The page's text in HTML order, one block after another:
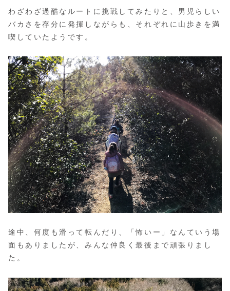
わざわざ過酷なルートに挑戦してみたりと、男児らしい
バカさを存分に発揮しながらも、それぞれに山歩きを満
喫していたようです。
途中、何度も滑って転んだり、「怖いー」なんていう場
面もありましたが、みんな仲良く最後まで頑張りまし
た。